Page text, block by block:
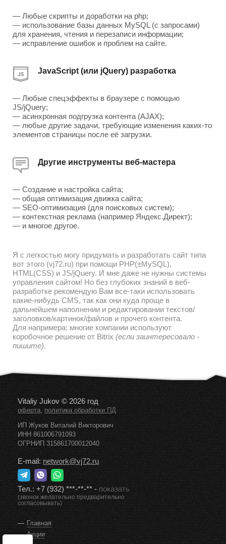
— Любые скрипты и доработки на php;
— использование базы данных MySQL (с запросами)
для хранения, чтения и перезаписи информации;
— исправление ошибок и проблем на сайте.
JavaScript (или jQuery) разработка
— Любые спецэффекты в браузере с помощью
JS/jQuery;
— асинхронная подгрузка контента (AJAX);
— любые другие задачи, требующие изменения каких-то
элементов страницы после её загрузки.
Другие инструменты веб-мастера
— Создание и настройка сайта;
— общая оптимизация движка сайта;
— SEO-оптимизация (для поисковых систем);
— контекстная реклама (например Яндекс.Директ);
— и многое другое.
Я с легкостью могу придумать и разработать сайт типа
вот этого (vj72.ru) при помощи PHP(±MySQL),
HTML(CSS) и JS/jQuery. И мне даже не нужны системы
управления сайтом! Но без глубоких знаний в веб-
разработке рекомендую Вам все-таки использовать
какие-нибудь CMS, так как они куда проще в
дальнейшем наполнении и редактировании текстов/
заголовков/картинок/файлов и прочего контента.
Для напримера: многие компании используют
коробочное решение от Bitrix (если заинтересовало -
пишите).
Vitaliy Jukov © 2026 год
оферта,политика обработки ПД
ИП Жуков Виталий Викторович
ИНН 861006791093
ОГРНИП 315861700012040
E-mail:network@vj72.ru
Тел.:+7 (932) ***-**-**-показать
(звонок желательно предварительно
согласовывать)
Главная
Акции